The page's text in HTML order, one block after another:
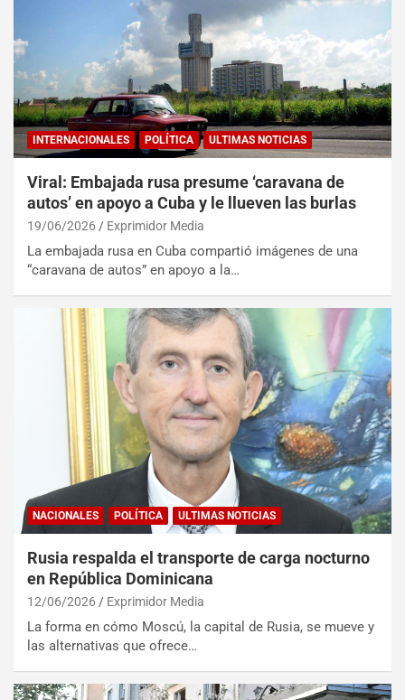
INTERNACIONALES POLÍTICA ULTIMAS NOTICIAS
Viral: Embajada rusa presume ‘caravana de
autos’ en apoyo a Cuba y le llueven las burlas
19/06/2026 Exprimidor Media
La embajada rusa en Cuba compartió imágenes de una
“caravana de autos” en apoyo a la…
NACIONALES POLÍTICA ULTIMAS NOTICIAS
Rusia respalda el transporte de carga nocturno
en República Dominicana
12/06/2026 Exprimidor Media
La forma en cómo Moscú, la capital de Rusia, se mueve y
las alternativas que ofrece…